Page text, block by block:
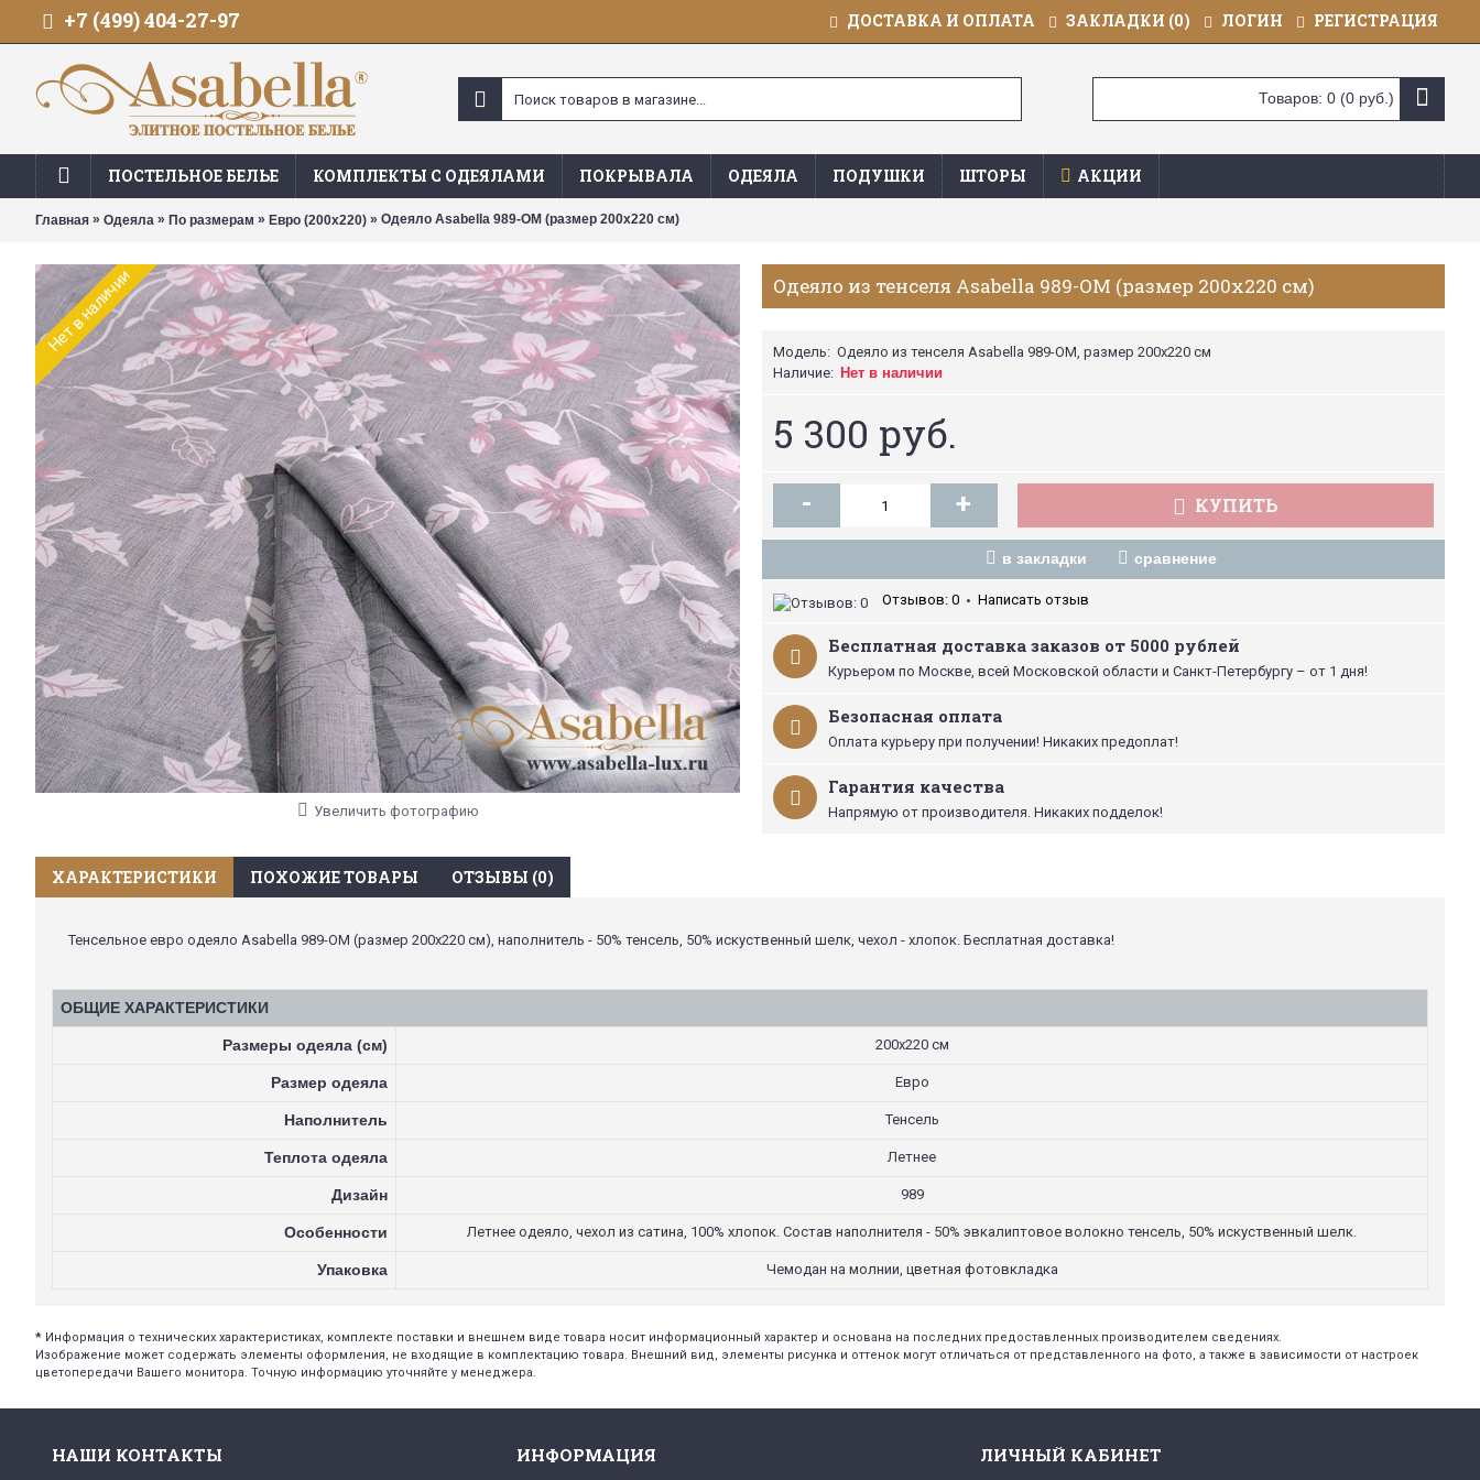
+7 (499) 404-27-97 ДОСТАВКА И ОПЛАТА ЗАКЛАДКИ (0) ЛОГИН РЕГИСТРАЦИЯ
Товаров: 0 (0 руб.)
ПОСТЕЛЬНОЕ БЕЛЬЕ КОМПЛЕКТЫ С ОДЕЯЛАМИ ПОКРЫВАЛА ОДЕЯЛА ПОДУШКИ ШТОРЫ АКЦИИ
Главная » Одеяла » По размерам » Евро (200х220) » Одеяло Asabella 989-OM (размер 200х220 см)
Нет в наличии
Увеличить фотографию
Одеяло из тенселя Asabella 989-OM (размер 200х220 см)
Модель: Одеяло из тенселя Asabella 989-OM, размер 200х220 см
Наличие: Нет в наличии
5 300 руб.
- + КУПИТЬ
в закладки сравнение
Отзывов: 0 • Написать отзыв
Бесплатная доставка заказов от 5000 рублей
Курьером по Москве, всей Московской области и Санкт-Петербургу – от 1 дня!
Безопасная оплата
Оплата курьеру при получении! Никаких предоплат!
Гарантия качества
Напрямую от производителя. Никаких подделок!
ХАРАКТЕРИСТИКИ ПОХОЖИЕ ТОВАРЫ ОТЗЫВЫ (0)
Тенсельное евро одеяло Asabella 989-OM (размер 200х220 см), наполнитель - 50% тенсель, 50% искуственный шелк, чехол - хлопок. Бесплатная доставка!
ОБЩИЕ ХАРАКТЕРИСТИКИ
Размеры одеяла (см) 200х220 см
Размер одеяла Евро
Наполнитель Тенсель
Теплота одеяла Летнее
Дизайн 989
Особенности Летнее одеяло, чехол из сатина, 100% хлопок. Состав наполнителя - 50% эвкалиптовое волокно тенсель, 50% искуственный шелк.
Упаковка Чемодан на молнии, цветная фотовкладка
* Информация о технических характеристиках, комплекте поставки и внешнем виде товара носит информационный характер и основана на последних предоставленных производителем сведениях.
Изображение может содержать элементы оформления, не входящие в комплектацию товара. Внешний вид, элементы рисунка и оттенок могут отличаться от представленного на фото, а также в зависимости от настроек
цветопередачи Вашего монитора. Точную информацию уточняйте у менеджера.
НАШИ КОНТАКТЫ ИНФОРМАЦИЯ ЛИЧНЫЙ КАБИНЕТ